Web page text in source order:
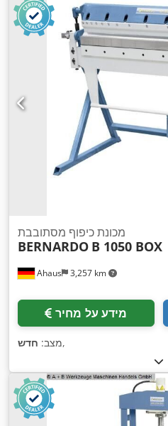
Ahaus 3,257 km
מכונת כיפוף מסתובבת
BERNARDO B 1050 BOX
מידע על מחיר
מצב: חדש ,